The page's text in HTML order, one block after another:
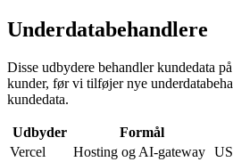
Underdatabehandlere
Disse udbydere behandler kundedata
kunder, før vi tilføjer nye
kundedata.
Udbyder Formål
Vercel
Hosting og AI-gateway